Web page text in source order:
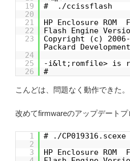
19
# ./ccissflash
20
21
HP Enclosure ROM
22
Flash Engine
23
Copyright (c)
Packard
24
25
-i&lt;romfile> is
26
#
こんどは、問題なく動作できた。
改めてfirmwareのアップデート
1
# ./CP019316.scexe
2
3
HP Enclosure ROM